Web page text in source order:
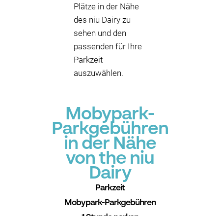
Plätze in der Nähe
des niu Dairy zu
sehen und den
passenden für Ihre
Parkzeit
auszuwählen.
Mobypark-
Parkgebühren
in der Nähe
von the niu
Dairy
Parkzeit
Mobypark-Parkgebühren